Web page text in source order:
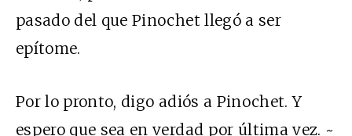
pasado del que Pinochet llegó a ser
epítome.
Por lo pronto, digo adiós a Pinochet. Y
espero que sea en verdad por última vez. ~